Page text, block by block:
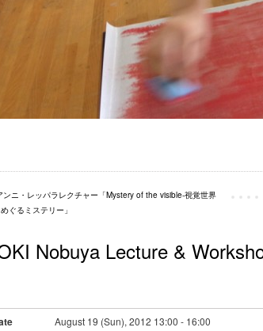
ンニ・レッパラレクチャー「Mystery of the visible-視覚世界
ぐるミステリー」
Nobuya Lecture &
August 19 (Sun), 2012 13:00 - 16:00